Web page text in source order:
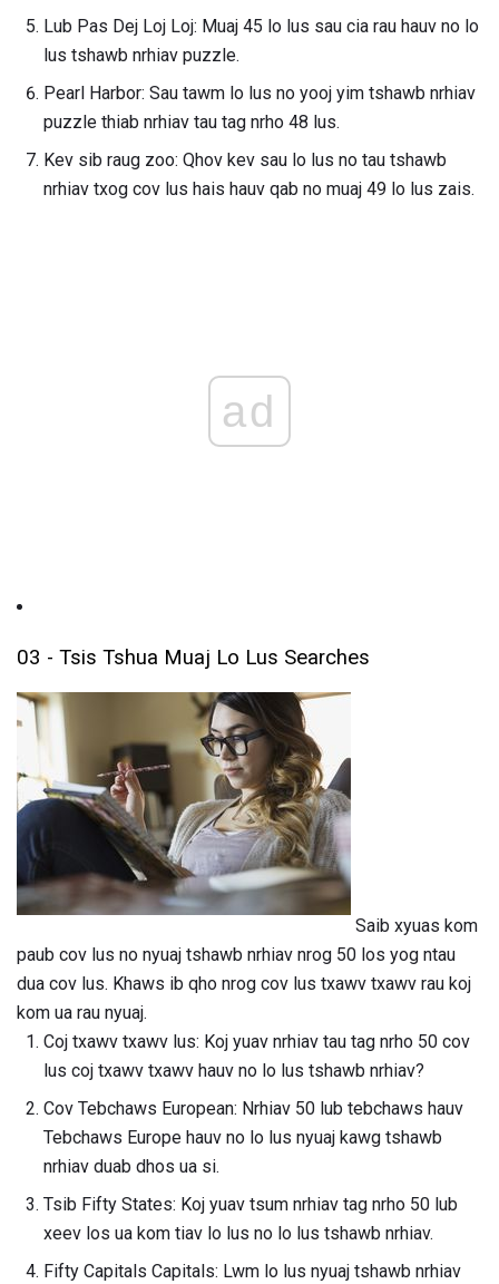
Lub Pas Dej Loj Loj: Muaj 45 lo lus sau cia rau hauv no lo
lus tshawb nrhiav puzzle.
Pearl Harbor: Sau tawm lo lus no yooj yim tshawb nrhiav
puzzle thiab nrhiav tau tag nrho 48 lus.
Kev sib raug zoo: Qhov kev sau lo lus no tau tshawb
nrhiav txog cov lus hais hauv qab no muaj 49 lo lus zais.
ad
03 - Tsis Tshua Muaj Lo Lus Searches
Saib xyuas kom
paub cov lus no nyuaj tshawb nrhiav nrog 50 los yog ntau
dua cov lus. Khaws ib qho nrog cov lus txawv txawv rau koj
kom ua rau nyuaj.
Coj txawv txawv lus: Koj yuav nrhiav tau tag nrho 50 cov
lus coj txawv txawv hauv no lo lus tshawb nrhiav?
Cov Tebchaws European: Nrhiav 50 lub tebchaws hauv
Tebchaws Europe hauv no lo lus nyuaj kawg tshawb
nrhiav duab dhos ua si.
Tsib Fifty States: Koj yuav tsum nrhiav tag nrho 50 lub
xeev los ua kom tiav lo lus no lo lus tshawb nrhiav.
Fifty Capitals Capitals: Lwm lo lus nyuaj tshawb nrhiav